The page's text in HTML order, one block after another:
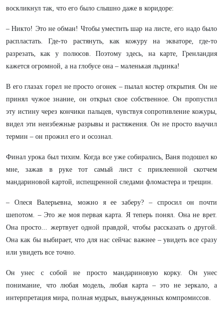
воскликнул так, что его было слышно даже в коридоре:
– Никто! Это не обман! Чтобы уместить шар на листе, его надо было
распластать. Где-то растянуть, как кожуру на экваторе, где-то
разрезать, как у полюсов. Поэтому здесь, на карте, Гренландия
кажется огромной, а на глобусе она – маленькая льдинка!
В его глазах горел не просто огонек – пылал костер открытия. Он не
принял чужое знание, он открыл свое собственное. Он пропустил
эту истину через кончики пальцев, чувствуя сопротивление кожуры,
видел эти неизбежные разрывы и растяжения. Он не просто выучил
термин – он прожил его и осознал.
Финал урока был тихим. Когда все уже собирались, Ваня подошел ко
мне, зажав в руке тот самый лист с приклеенной скотчем
мандариновой картой, испещренной следами фломастера и трещин.
– Олеся Валерьевна, можно я ее заберу? – спросил он почти
шепотом. – Это же моя первая карта. Я теперь понял. Она не врет.
Она просто... жертвует одной правдой, чтобы рассказать о другой.
Она как бы выбирает, что для нас сейчас важнее – увидеть все сразу
или увидеть все точно.
Он унес с собой не просто мандариновую корку. Он унес
понимание, что любая модель, любая карта – это не зеркало, а
интерпретация мира, полная мудрых, вынужденных компромиссов.